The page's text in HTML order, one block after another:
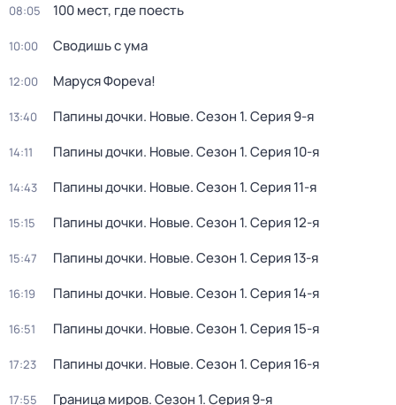
08:05 100 мест, где поесть
10:00 Сводишь с ума
12:00 Маруся Фореva!
13:40 Папины дочки. Новые. Сезон 1. Серия 9-я
14:11 Папины дочки. Новые. Сезон 1. Серия 10-я
14:43 Папины дочки. Новые. Сезон 1. Серия 11-я
15:15 Папины дочки. Новые. Сезон 1. Серия 12-я
15:47 Папины дочки. Новые. Сезон 1. Серия 13-я
16:19 Папины дочки. Новые. Сезон 1. Серия 14-я
16:51 Папины дочки. Новые. Сезон 1. Серия 15-я
17:23 Папины дочки. Новые. Сезон 1. Серия 16-я
17:55 Граница миров. Сезон 1. Серия 9-я